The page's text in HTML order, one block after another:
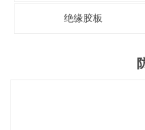
绝缘胶板